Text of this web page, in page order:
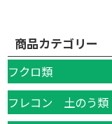
商品カテゴリー
フクロ類
フレコン 土のう類